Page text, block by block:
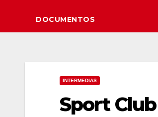
DOCUMENTOS
INTERMEDIAS
Sport